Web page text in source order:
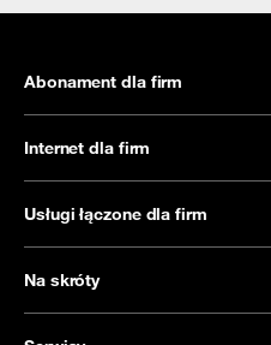
Abonament dla firm
Internet dla firm
Usługi łączone dla firm
Na skróty